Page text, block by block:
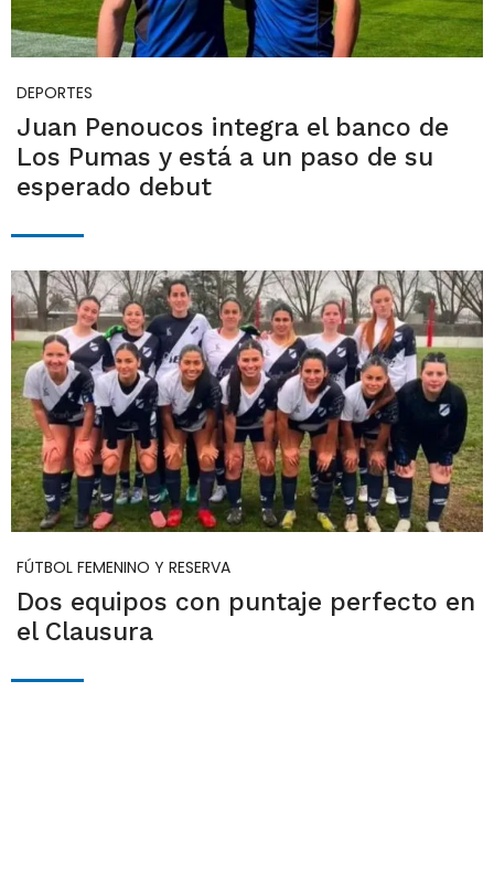
DEPORTES
Juan Penoucos integra el banco de
Los Pumas y está a un paso de su
esperado debut
FÚTBOL FEMENINO Y RESERVA
Dos equipos con puntaje perfecto en
el Clausura